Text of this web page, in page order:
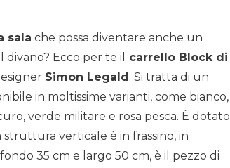
sala che possa diventare anche un
Ecco per te il
carrello Block di
Simon Legald . Si tratta di un
in moltissime varianti, come bianco,
verde militare e rosa pesca. È dotato
verticale è in frassino, in
35 cm e largo 50 cm, è il pezzo di